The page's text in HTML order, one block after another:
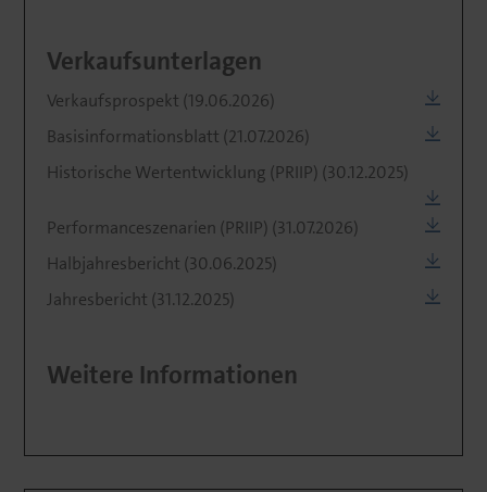
Verkaufsunterlagen
Verkaufsprospekt (19.06.2026)
Basisinformationsblatt (21.07.2026)
Historische Wertentwicklung (PRIIP) (30.12.2025)
Performanceszenarien (PRIIP) (31.07.2026)
Halbjahresbericht (30.06.2025)
Jahresbericht (31.12.2025)
Weitere Informationen